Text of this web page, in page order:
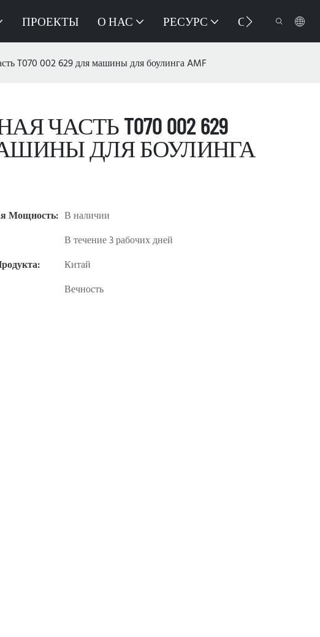
ПРОЕКТЫ О НАС РЕСУРС СВЯЖИТЕСЬ
T070 002 629 для машины для боулинга AMF
ЧАСТЬ T070 002 629
ДЛЯ БОУЛИНГА
Мощность: В наличии
В течение 3 рабочих дней
Китай
Вечность